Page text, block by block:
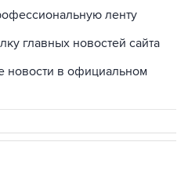
ленту
главных новостей сайта
новости в официальном